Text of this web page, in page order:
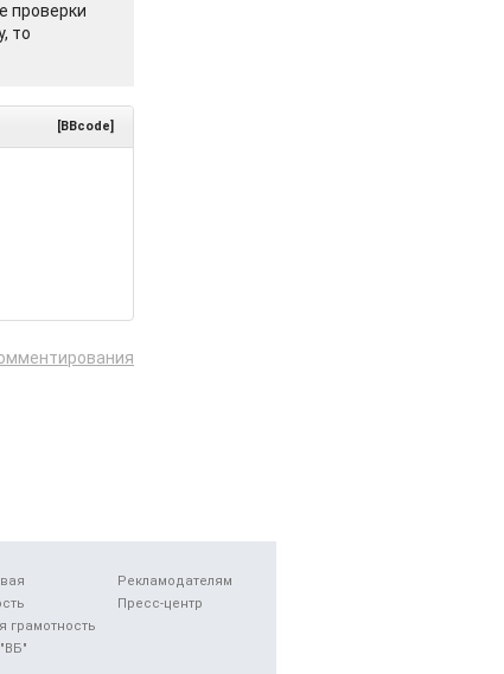
проверки
то
[BBcode]
грамотность
Рекламодателям
Пресс-центр